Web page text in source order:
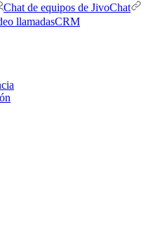
Chat de equipos de JivoChat
llamadasCRM